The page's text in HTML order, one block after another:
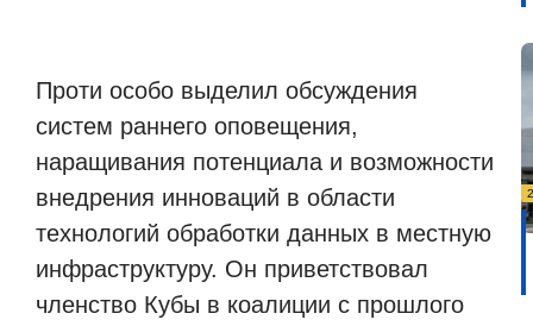
Проти особо выделил обсуждения
систем раннего оповещения,
наращивания потенциала и возможности
внедрения инноваций в области
технологий обработки данных в местную
инфраструктуру. Он приветствовал
членство Кубы в коалиции с прошлого